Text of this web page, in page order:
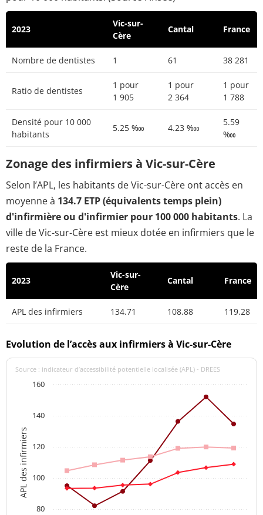
2023
Vic-sur-
Cère
Cantal France
Nombre de dentistes 1 61 38 281
Ratio de dentistes
1 pour
1 905
1 pour
2 364
1 pour
1 788
Densité pour 10 000
habitants
5.25 ‱ 4.23 ‱
5.59
‱
Zonage des infirmiers à Vic-sur-Cère
Selon l’APL, les habitants de Vic-sur-Cère ont accès en
moyenne à 134.7 ETP (équivalents temps plein)
d'infirmière ou d'infirmier pour 100 000 habitants. La
ville de Vic-sur-Cère est mieux dotée en infirmiers que le
reste de la France.
2023
Vic-sur-
Cère
Cantal France
APL des infirmiers 134.71 108.88 119.28
Evolution de l’accès aux infirmiers à Vic-sur-Cère
APL des infirmiers
Source : indicateur d’accessibilité potentielle localisée (APL) - DREES
80
100
120
140
160